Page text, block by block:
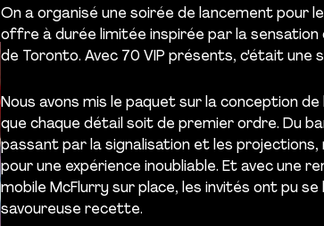
On a organisé une soirée de lancement pour
offre à durée limitée inspirée par la
de Toronto. Avec 70 VIP présents, c'était une
Nous avons mis le paquet sur la conception
que chaque détail soit de premier ordre. Du
passant par la signalisation et les
pour une expérience inoubliable. Et avec une
mobile McFlurry sur place, les invités ont pu
savoureuse recette.